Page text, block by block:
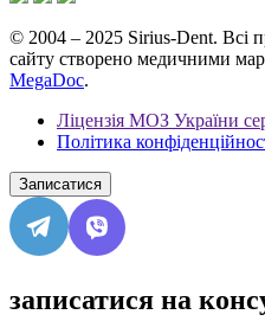
© 2004 – 2025 Sirius-Dent. Всі
сайту створено медичними
MegaDoc.
Ліцензія МОЗ України
Політика
Записатися
записатися на